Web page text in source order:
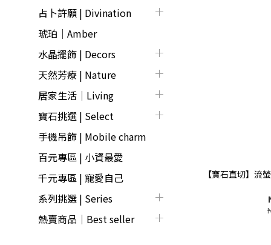
占卜許願 | Divination
琥珀｜Amber
水晶擺飾 | Decors
天然芳療 | Nature
居家生活｜Living
寶石挑選 | Select
手機吊飾 | Mobile charm
百元專區 | 小資最愛
千元專區 | 寵愛自己
系列挑選 | Series
熱賣商品│Best seller
【寶石直切】流